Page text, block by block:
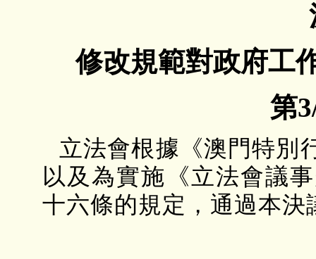
修改規範對政府工
第
立法會根據《澳門特別
以及為實施《立法會議
十六條的規定，通過本決